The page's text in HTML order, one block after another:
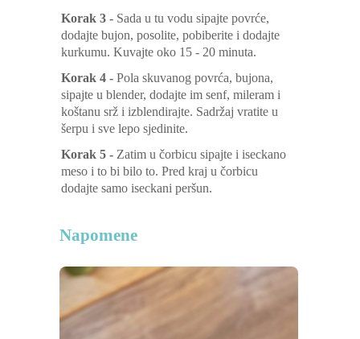
Korak 3 - Sada u tu vodu sipajte povrće,
dodajte bujon, posolite, pobiberite i dodajte
kurkumu. Kuvajte oko 15 - 20 minuta.
Korak 4 - Pola skuvanog povrća, bujona,
sipajte u blender, dodajte im senf, mileram i
koštanu srž i izblendirajte. Sadržaj vratite u
šerpu i sve lepo sjedinite.
Korak 5 - Zatim u čorbicu sipajte i iseckano
meso i to bi bilo to. Pred kraj u čorbicu
dodajte samo iseckani peršun.
Napomene